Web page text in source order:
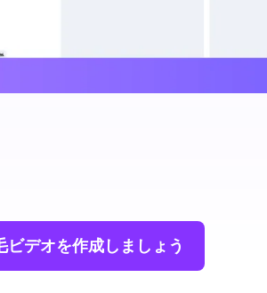
ビデオを作成しましょう